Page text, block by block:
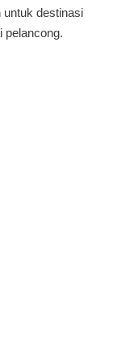
untuk destinasi
pelancong.